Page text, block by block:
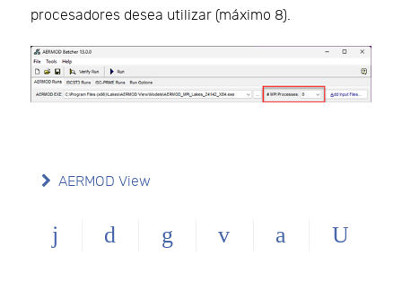
procesadores desea utilizar (máximo 8).
AERMOD View